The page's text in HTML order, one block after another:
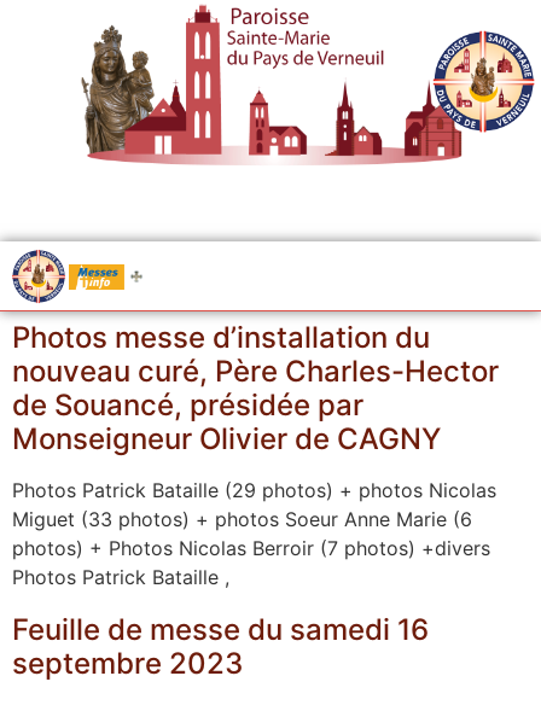
Messes
Photos messe d’installation du
nouveau curé, Père Charles-Hector
de Souancé, présidée par
Monseigneur Olivier de CAGNY
Photos Patrick Bataille (29 photos) + photos Nicolas
Miguet (33 photos) + photos Soeur Anne Marie (6
photos) + Photos Nicolas Berroir (7 photos) +divers
Photos Patrick Bataille ,
Feuille de messe du samedi 16
septembre 2023